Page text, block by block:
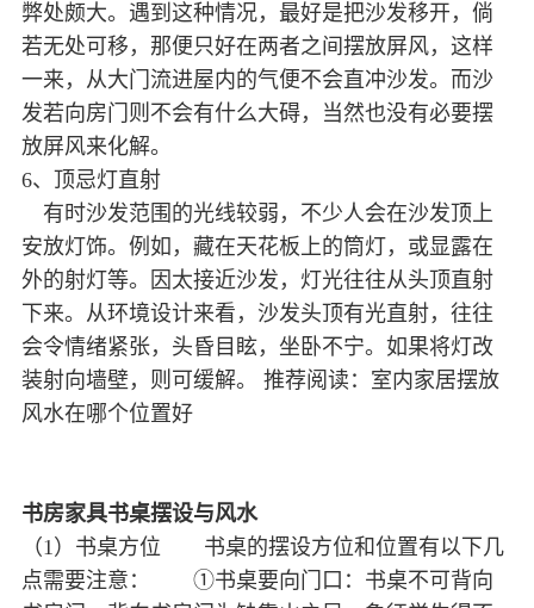
弊处颇大。遇到这种情况，最好是把沙发移开，倘
若无处可移，那便只好在两者之间摆放屏风，这样
一来，从大门流进屋内的气便不会直冲沙发。而沙
发若向房门则不会有什么大碍，当然也没有必要摆
放屏风来化解。
6、顶忌灯直射
有时沙发范围的光线较弱，不少人会在沙发顶上
安放灯饰。例如，藏在天花板上的筒灯，或显露在
外的射灯等。因太接近沙发，灯光往往从头顶直射
下来。从环境设计来看，沙发头顶有光直射，往往
会令情绪紧张，头昏目眩，坐卧不宁。如果将灯改
装射向墙壁，则可缓解。 推荐阅读：室内家居摆放
风水在哪个位置好
书房家具书桌摆设与风水
（1）书桌方位 书桌的摆设方位和位置有以下几
点需要注意： ①书桌要向门口：书桌不可背向